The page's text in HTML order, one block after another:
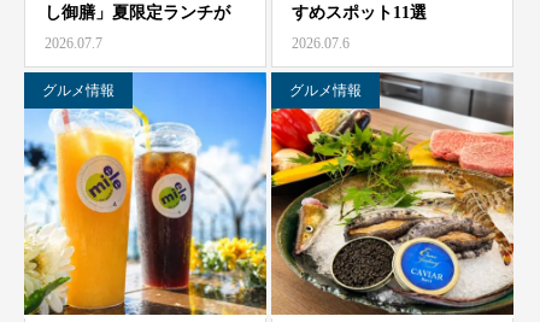
し御膳」夏限定ランチが
7/1より海神人の食卓 …
2026.07.7
農家レストラン「陽・燦燦」
シェフガーデン
ニジゲンノモリ
すめスポット11選
2026.07.6
グルメ情報 グルメ情報